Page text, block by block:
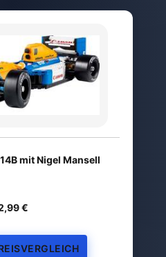
mit Nigel Mansell
€